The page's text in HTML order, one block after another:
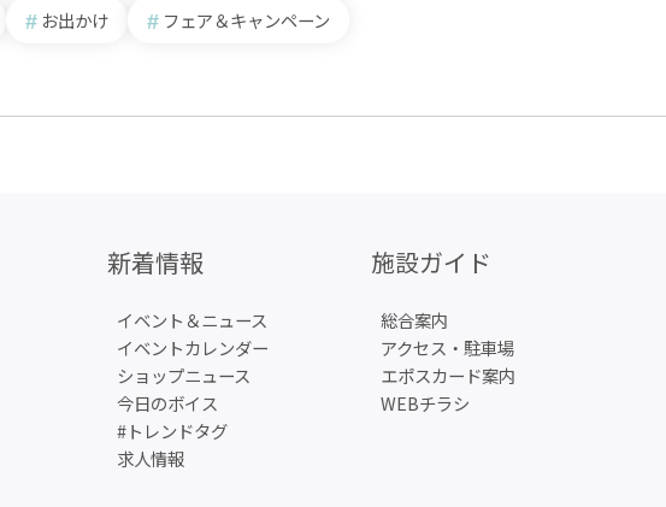
お出かけ フェア＆キャンペーン
新着情報
イベント＆ニュース
イベントカレンダー
ショップニュース
今日のボイス
#トレンドタグ
求人情報
施設ガイド
総合案内
アクセス・駐車場
エポスカード案内
WEBチラシ